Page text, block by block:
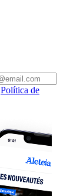
Política de